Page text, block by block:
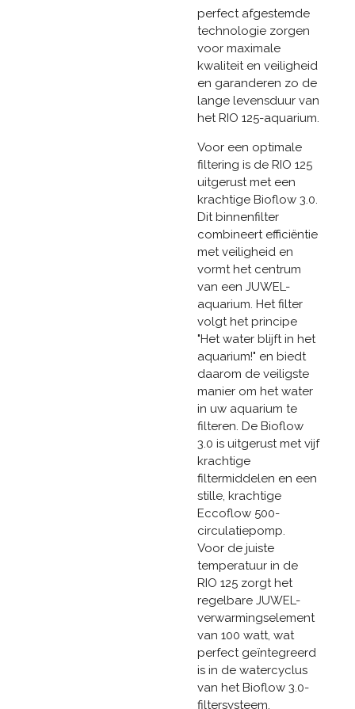
perfect afgestemde
technologie zorgen
voor maximale
kwaliteit en veiligheid
en garanderen zo de
lange levensduur van
het RIO 125-aquarium.
Voor een optimale
filtering is de RIO 125
uitgerust met een
krachtige Bioflow 3.0.
Dit binnenfilter
combineert efficiëntie
met veiligheid en
vormt het centrum
van een JUWEL-
aquarium. Het filter
volgt het principe
"Het water blijft in het
aquarium!" en biedt
daarom de veiligste
manier om het water
in uw ​​aquarium te
filteren. De Bioflow
3.0 is uitgerust met vijf
krachtige
filtermiddelen en een
stille, krachtige
Eccoflow 500-
circulatiepomp.
Voor de juiste
temperatuur in de
RIO 125 zorgt het
regelbare JUWEL-
verwarmingselement
van 100 watt, wat
perfect geïntegreerd
is in de watercyclus
van het Bioflow 3.0-
filtersysteem.